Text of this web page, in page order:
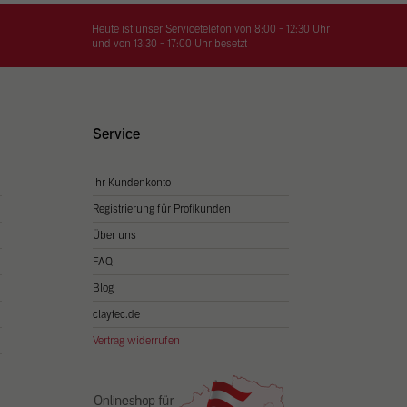
Heute ist unser Servicetelefon von 8:00 - 12:30 Uhr
und von 13:30 - 17:00 Uhr besetzt
Service
Ihr Kundenkonto
Registrierung für Profikunden
Über uns
FAQ
Blog
claytec.de
Vertrag widerrufen
Sie